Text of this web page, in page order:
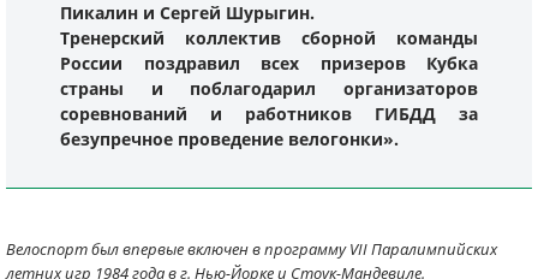
Пикалин и Сергей Шурыгин.
Тренерский коллектив сборной команды
России поздравил всех призеров Кубка
страны и поблагодарил организаторов
соревнований и работников ГИБДД за
безупречное проведение велогонки».
Велоспорт был впервые включен в программу VII Паралимпийских
летних игр 1984 года в г. Нью-Йорке и Стоук-Мандевиле.